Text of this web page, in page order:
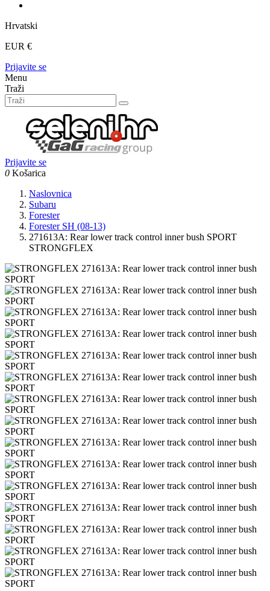
Hrvatski
EUR €
Prijavite se
Menu
Traži
Prijavite se
0 Košarica
Naslovnica
Subaru
Forester
Forester SH (08-13)
271613A: Rear lower track control inner bush SPORT
STRONGFLEX